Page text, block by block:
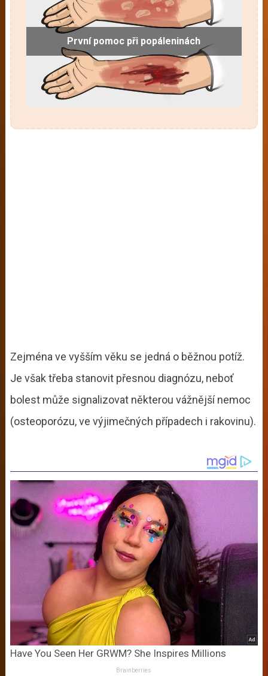
První pomoc při popáleninách
Zejména ve vyšším věku se jedná o běžnou potíž.
Je však třeba stanovit přesnou diagnózu, neboť
bolest může signalizovat některou vážnější nemoc
(osteoporózu, ve výjimečných případech i rakovinu).
Have You Seen Her GRWM? She Inspires Millions
Brainberries